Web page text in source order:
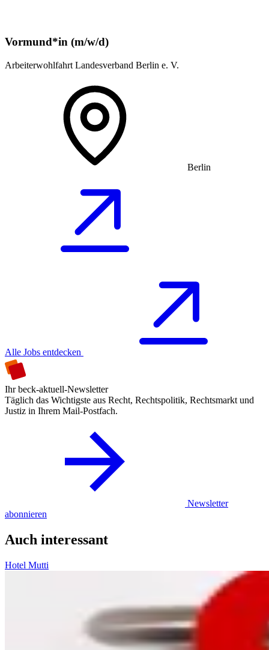
Vormund*in (m/w/d)
Arbeiterwohlfahrt Landesverband Berlin e. V.
Berlin
Alle Jobs entdecken
Ihr beck-aktuell-Newsletter
Täglich das Wichtigste aus Recht, Rechtspolitik, Rechtsmarkt und
Justiz in Ihrem Mail-Postfach.
Newsletter
abonnieren
Auch interessant
Hotel Mutti